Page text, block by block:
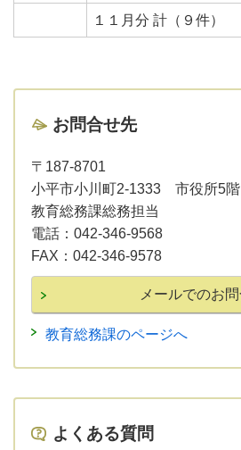
１１月分 計（９件）
お問合せ先
〒187-8701
小平市小川町2-1333 市役所5階
教育総務課総務担当
電話： 042-346-9568
FAX： 042-346-9578
教育総務課のページへ
よくある質問